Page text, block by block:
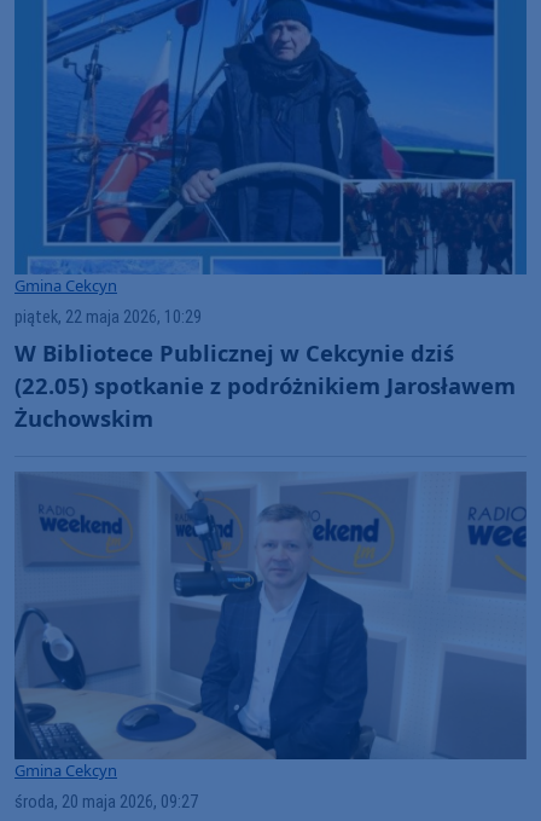
Gmina Cekcyn
piątek, 22 maja 2026, 10:29
W Bibliotece Publicznej w Cekcynie dziś
(22.05) spotkanie z podróżnikiem Jarosławem
Żuchowskim
Gmina Cekcyn
środa, 20 maja 2026, 09:27